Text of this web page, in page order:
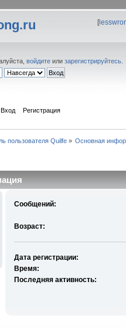
[
войдите или зарегистрируйтесь
Вход Регистрация
пользователя Quilfe» Основная
Сообщений:
Возраст:
Дата регистрации:
Время:
Последняя активность: